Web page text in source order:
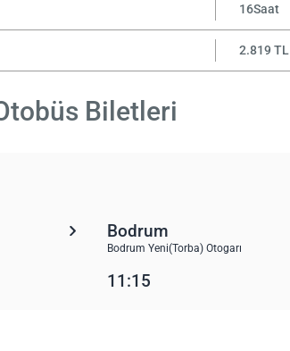
16Saat
2.819 TL
Biletleri
Bodrum
Bodrum Yeni(Torba) Otogarı
11:15